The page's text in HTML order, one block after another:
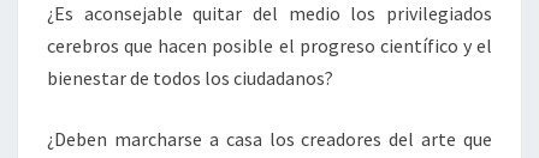
¿Es aconsejable quitar del medio los privilegiados
cerebros que hacen posible el progreso científico y el
bienestar de todos los ciudadanos?
¿Deben marcharse a casa los creadores del arte que